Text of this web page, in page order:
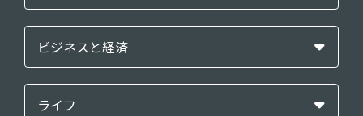
ビジネスと経済
ライフ